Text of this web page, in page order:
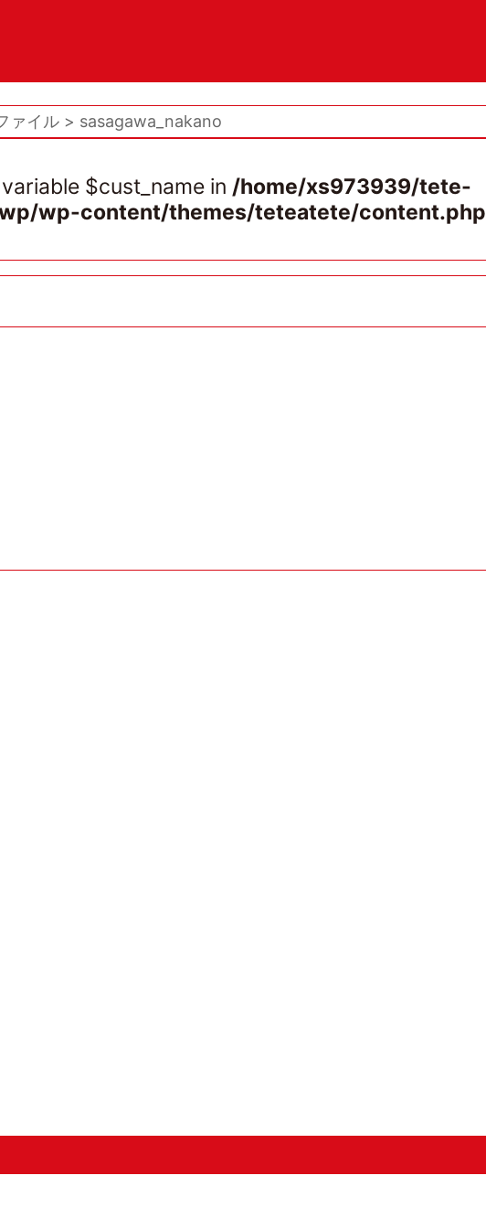
ァイル sasagawa_nakano
$cust_name in /home/xs973939/tete-
wp-content/themes/teteatete/content.php